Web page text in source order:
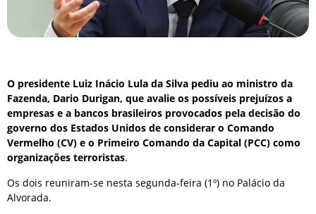
O presidente Luiz Inácio Lula da Silva pediu ao ministro da
Fazenda, Dario Durigan, que avalie os possíveis prejuízos a
empresas e a bancos brasileiros provocados pela decisão do
governo dos Estados Unidos de considerar o Comando
Vermelho (CV) e o Primeiro Comando da Capital (PCC) como
organizações terroristas.
Os dois reuniram-se nesta segunda-feira (1º) no Palácio da
Alvorada.